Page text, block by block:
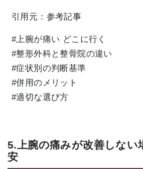
引用元： 参考記事
#上腕が痛い どこに行く
#整形外科と整骨院の違い
#症状別の判断基準
#併用のメリット
#適切な選び方
5.上腕の痛みが改善しない
安